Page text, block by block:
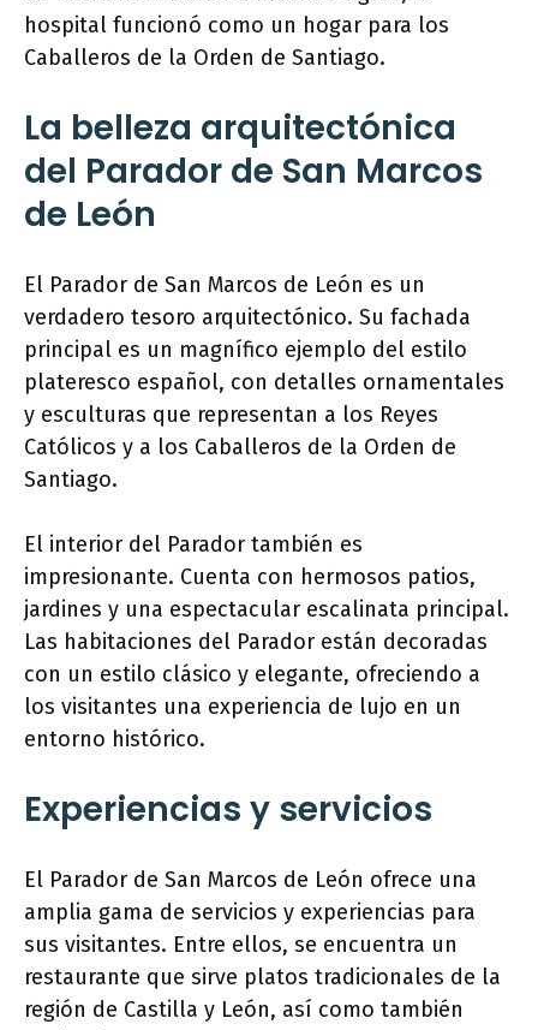
hospital funcionó como un hogar para los
Caballeros de la Orden de Santiago.
La belleza arquitectónica
del Parador de San Marcos
de León
El Parador de San Marcos de León es un
verdadero tesoro arquitectónico. Su fachada
principal es un magnífico ejemplo del estilo
plateresco español, con detalles ornamentales
y esculturas que representan a los Reyes
Católicos y a los Caballeros de la Orden de
Santiago.
El interior del Parador también es
impresionante. Cuenta con hermosos patios,
jardines y una espectacular escalinata principal.
Las habitaciones del Parador están decoradas
con un estilo clásico y elegante, ofreciendo a
los visitantes una experiencia de lujo en un
entorno histórico.
Experiencias y servicios
El Parador de San Marcos de León ofrece una
amplia gama de servicios y experiencias para
sus visitantes. Entre ellos, se encuentra un
restaurante que sirve platos tradicionales de la
región de Castilla y León, así como también